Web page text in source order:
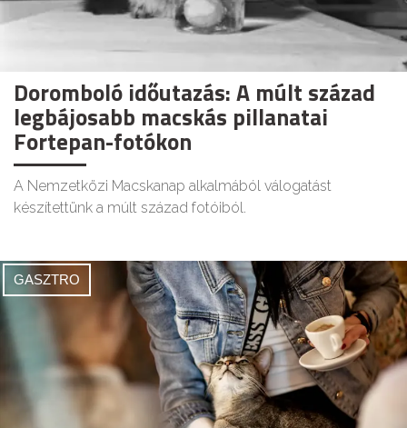
Doromboló időutazás: A múlt század
legbájosabb macskás pillanatai
Fortepan-fotókon
A Nemzetközi Macskanap alkalmából válogatást
készítettünk a múlt század fotóiból.
GASZTRO